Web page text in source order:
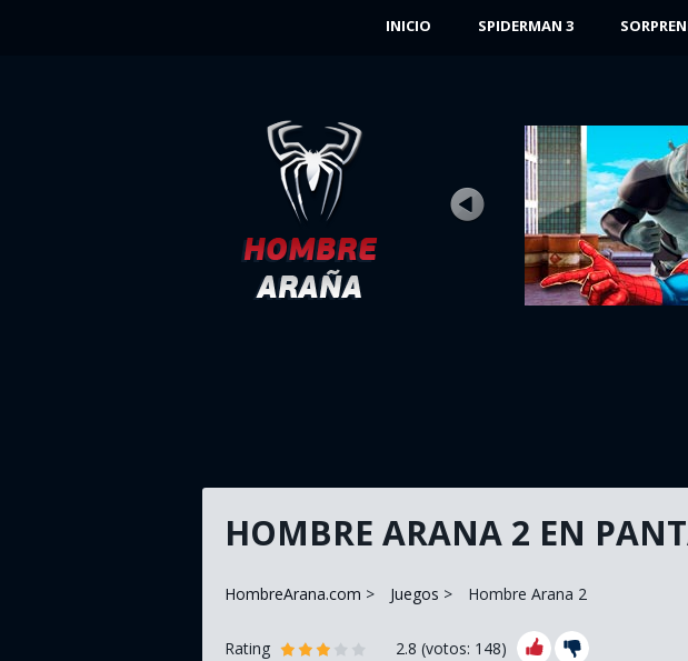
INICIO SPIDERMAN 3
HOMBRE ARANA 1
Hombre Araña tendrá un largo ascenso a la
cima del edificio más alto de la ciudad,...
JUGAR AHORA
HOMBRE ARANA 2 EN
HombreArana.com Juegos Hombre Arana 2
Rating 2.8 (votos: 148)